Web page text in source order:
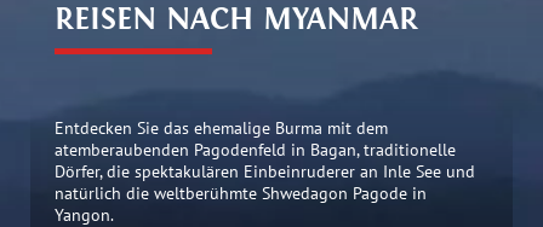
REISEN NACH MYANMAR
Entdecken Sie das ehemalige Burma mit dem
atemberaubenden Pagodenfeld in Bagan, traditionelle
Dörfer, die spektakulären Einbeinruderer an Inle See und
natürlich die weltberühmte Shwedagon Pagode in
Yangon.